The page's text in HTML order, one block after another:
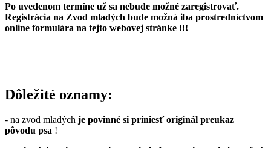
Po uvedenom termíne už sa nebude možné zaregistrovať.
Registrácia na Zvod mladých bude možná iba prostredníctvom
online formulára na tejto webovej stránke !!!
Dôležité oznamy:
- na zvod mladých je povinné si priniesť originál preukaz
pôvodu psa !